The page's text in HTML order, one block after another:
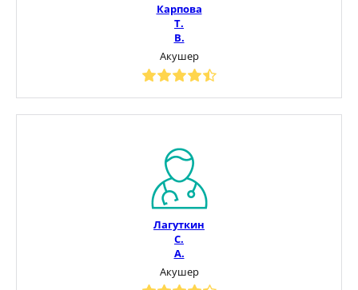
Карпова
Т.
В.
Акушер
Лагуткин
С.
А.
Акушер